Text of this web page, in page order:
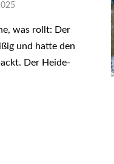
was rollt: Der
und hatte den
Der Heide-